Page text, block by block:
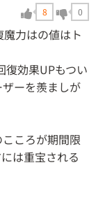
8 0
力はの値はト
復効果UPもつい
ーを羨ましが
ころが期間限
は重宝される